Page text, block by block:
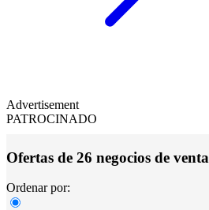
Advertisement
PATROCINADO
Ofertas de 26 negocios de venta
Ordenar por: